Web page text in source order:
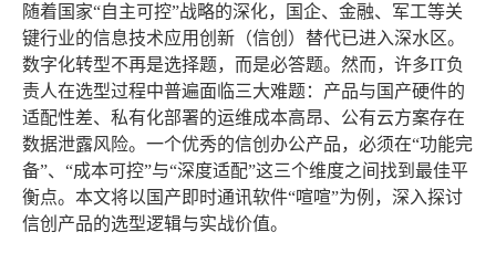
随着国家“自主可控”战略的深化，国企、金融、军工等关
键行业的信息技术应用创新（信创）替代已进入深水区。
数字化转型不再是选择题，而是必答题。然而，许多IT负
责人在选型过程中普遍面临三大难题：产品与国产硬件的
适配性差、私有化部署的运维成本高昂、公有云方案存在
数据泄露风险。一个优秀的信创办公产品，必须在“功能完
备”、“成本可控”与“深度适配”这三个维度之间找到最佳平
衡点。本文将以国产即时通讯软件“喧喧”为例，深入探讨
信创产品的选型逻辑与实战价值。